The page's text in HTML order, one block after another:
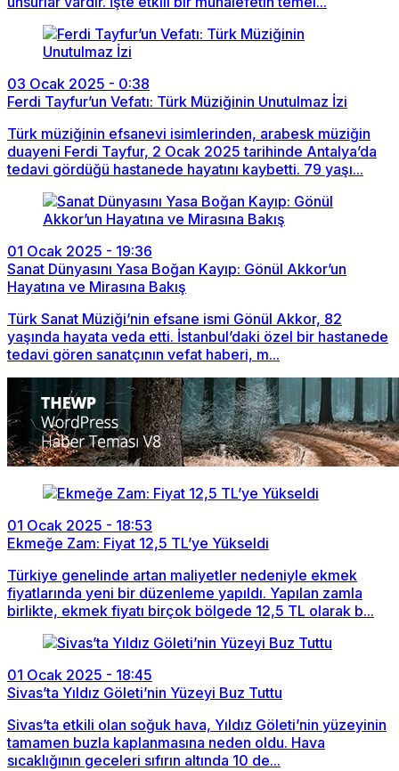
03 Ocak 2025 - 0:38
Ferdi Tayfur’un Vefatı: Türk Müziğinin Unutulmaz İzi
Türk müziğinin efsanevi isimlerinden, arabesk müziğin
duayeni Ferdi Tayfur, 2 Ocak 2025 tarihinde Antalya’da
tedavi gördüğü hastanede hayatını kaybetti. 79 yaşı...
01 Ocak 2025 - 19:36
Sanat Dünyasını Yasa Boğan Kayıp: Gönül Akkor’un
Hayatına ve Mirasına Bakış
Türk Sanat Müziği’nin efsane ismi Gönül Akkor, 82
yaşında hayata veda etti. İstanbul’daki özel bir hastanede
tedavi gören sanatçının vefat haberi, m...
01 Ocak 2025 - 18:53
Ekmeğe Zam: Fiyat 12,5 TL’ye Yükseldi
Türkiye genelinde artan maliyetler nedeniyle ekmek
fiyatlarında yeni bir düzenleme yapıldı. Yapılan zamla
birlikte, ekmek fiyatı birçok bölgede 12,5 TL olarak b...
01 Ocak 2025 - 18:45
Sivas’ta Yıldız Göleti’nin Yüzeyi Buz Tuttu
Sivas’ta etkili olan soğuk hava, Yıldız Göleti’nin yüzeyinin
tamamen buzla kaplanmasına neden oldu. Hava
sıcaklığının geceleri sıfırın altında 10 de...